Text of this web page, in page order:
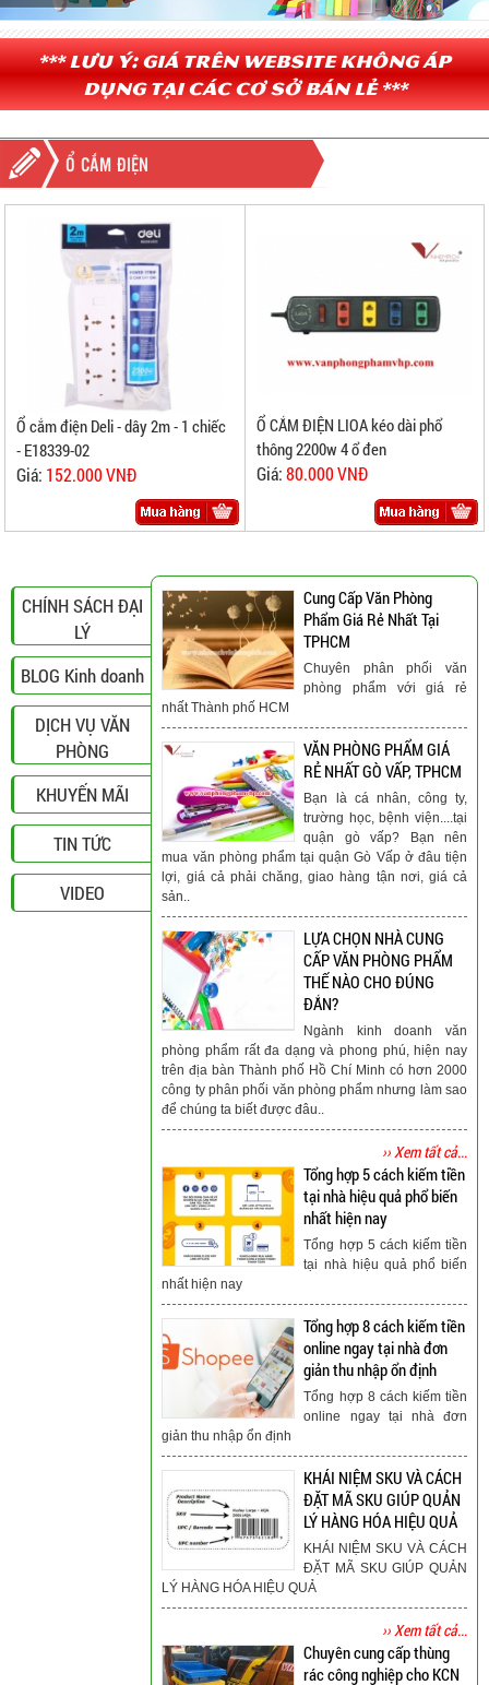
*** Lưu ý: Giá trên website không áp
dụng tại các cơ sở bán lẻ ***
Ổ CẮM ĐIỆN
Ổ cắm điện Deli - dây 2m - 1 chiếc
- E18339-02
Giá: 152.000 VNĐ
Ổ CẮM ĐIỆN LIOA kéo dài phổ
thông 2200w 4 ổ đen
Giá:80.000 VNĐ
CHÍNH SÁCH ĐẠI
LÝ
BLOG Kinh doanh
DỊCH VỤ VĂN
PHÒNG
KHUYẾN MÃI
TIN TỨC
VIDEO
Cung Cấp Văn Phòng
Phẩm Giá Rẻ Nhất Tại
TPHCM
Chuyên phân phối văn
phòng phẩm với giá rẻ
nhất Thành phố HCM
VĂN PHÒNG PHẨM GIÁ
RẺ NHẤT GÒ VẤP, TPHCM
Bạn là cá nhân, công ty,
trường học, bệnh viện....tại
quận gò vấp? Bạn nên
mua văn phòng phẩm tại quận Gò Vấp ở đâu tiện
lợi, giá cả phải chăng, giao hàng tận nơi, giá cả
sản..
LỰA CHỌN NHÀ CUNG
CẤP VĂN PHÒNG PHẨM
THẾ NÀO CHO ĐÚNG
ĐẮN?
Ngành kinh doanh văn
phòng phẩm rất đa dạng và phong phú, hiện nay
trên địa bàn Thành phố Hồ Chí Minh có hơn 2000
công ty phân phối văn phòng phẩm nhưng làm sao
để chúng ta biết được đâu..
›› Xem tất cả...
Tổng hợp 5 cách kiếm tiền
tại nhà hiệu quả phổ biến
nhất hiện nay
Tổng hợp 5 cách kiếm tiền
tại nhà hiệu quả phổ biến
nhất hiện nay
Tổng hợp 8 cách kiếm tiền
online ngay tại nhà đơn
giản thu nhập ổn định
Tổng hợp 8 cách kiếm tiền
online ngay tại nhà đơn
giản thu nhập ổn định
KHÁI NIỆM SKU VÀ CÁCH
ĐẶT MÃ SKU GIÚP QUẢN
LÝ HÀNG HÓA HIỆU QUẢ
KHÁI NIỆM SKU VÀ CÁCH
ĐẶT MÃ SKU GIÚP QUẢN
LÝ HÀNG HÓA HIỆU QUẢ
›› Xem tất cả...
Chuyên cung cấp thùng
rác công nghiệp cho KCN